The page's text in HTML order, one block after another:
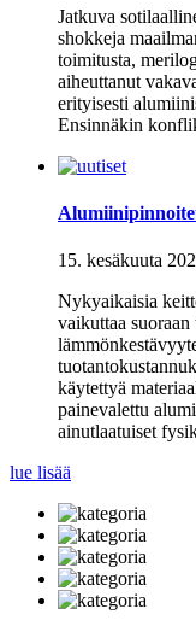
Jatkuva
shokkeja
toimitusta,
aiheuttanut
erityisesti
Ensinnäkin
15. kesäkuuta
Nykyaikaisia
vaikuttaa
käytettyä
painevalettu
ainutlaatuiset
lue lisää